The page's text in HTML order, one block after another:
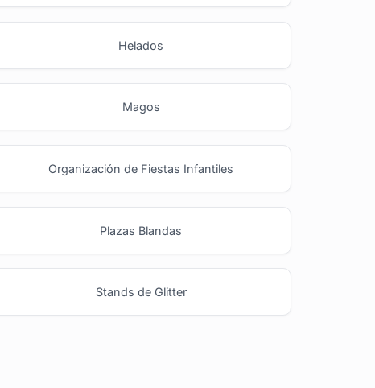
Helados
Magos
Organización de Fiestas Infantiles
Plazas Blandas
Stands de Glitter